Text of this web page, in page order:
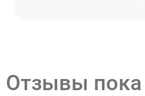
Отзывы